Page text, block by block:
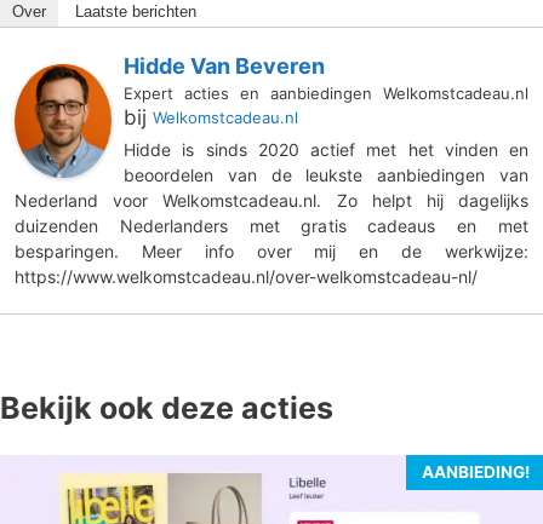
Over Laatste berichten
Hidde Van Beveren
Expert acties en aanbiedingen Welkomstcadeau.nl
bij Welkomstcadeau.nl
Hidde is sinds 2020 actief met het vinden en
beoordelen van de leukste aanbiedingen van
Nederland voor Welkomstcadeau.nl. Zo helpt hij dagelijks
duizenden Nederlanders met gratis cadeaus en met
besparingen. Meer info over mij en de werkwijze:
https://www.welkomstcadeau.nl/over-welkomstcadeau-nl/
Bekijk ook deze acties
AANBIEDING!